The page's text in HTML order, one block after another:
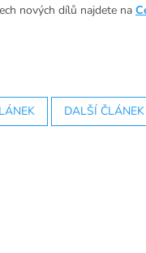
nových dílů najdete na
DALŠÍ ČLÁNEK